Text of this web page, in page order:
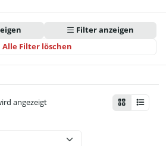
Alle Filter löschen
Filter anzeigen
angezeigt